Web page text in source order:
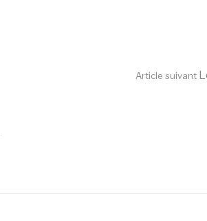
Article suivant